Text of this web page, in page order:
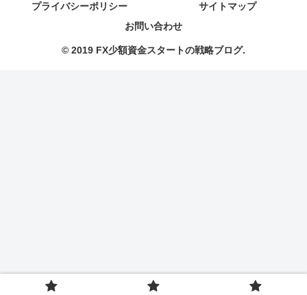
プライバシーポリシー
サイトマップ
お問い合わせ
© 2019 FX少額資金スタートの戦略ブログ.